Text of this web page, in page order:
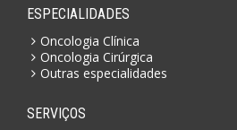
ESPECIALIDADES
Oncologia Clínica
Oncologia Cirúrgica
Outras especialidades
SERVIÇOS